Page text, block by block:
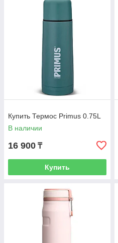
Купить Термос Primus 0.75L
В наличии
16 900 ₸
Купить